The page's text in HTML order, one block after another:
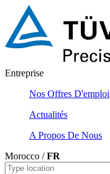
Entreprise
Nos Offres D'emploi
Actualités
A Propos De Nous
Morocco /FR